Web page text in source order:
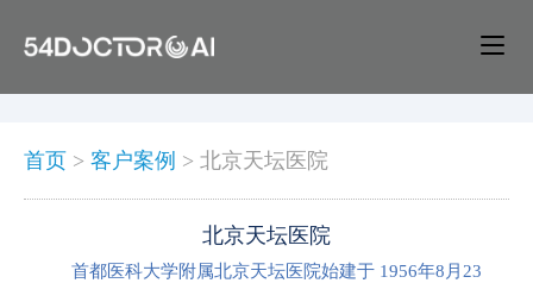
首页 > 客户案例 > 北京天坛医院
北京天坛医院
首都医科大学附属北京天坛医院始建于 1956年8月23